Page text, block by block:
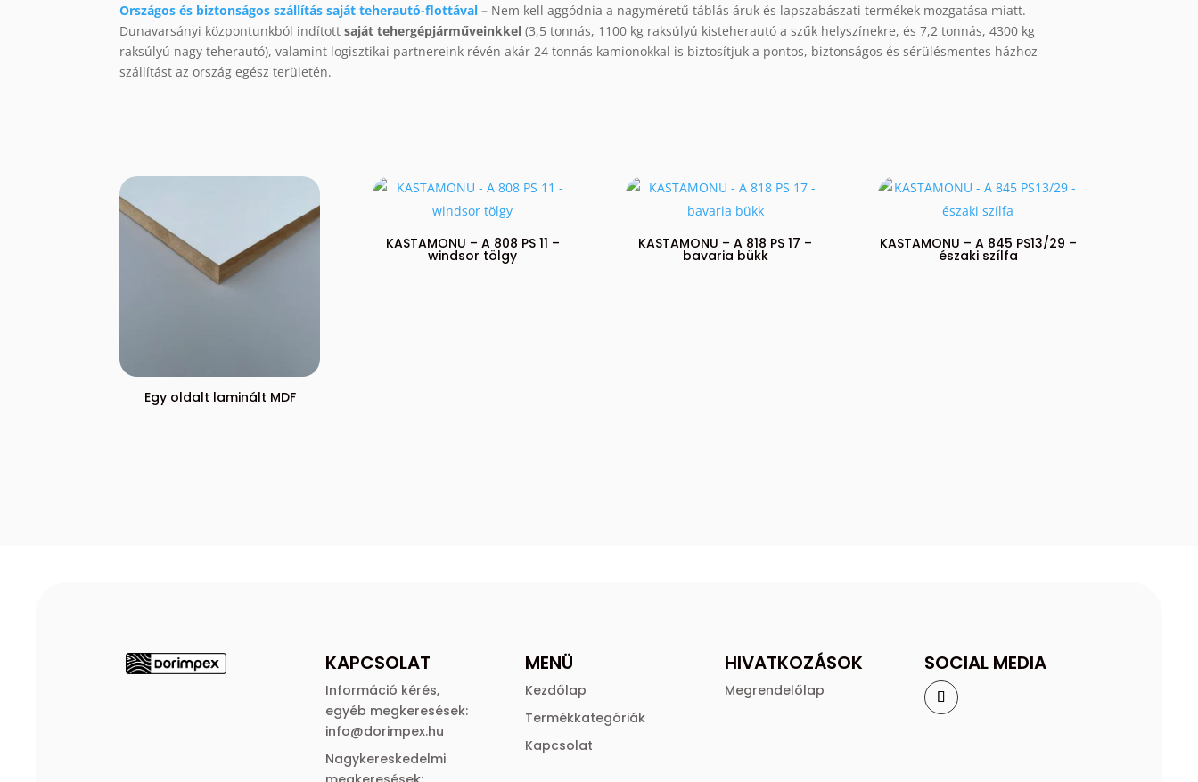
Országos és biztonságos szállítás saját teherautó-flottával – Nem kell aggódnia a nagyméretű táblás áruk és lapszabászati termékek mozgatása miatt.
Dunavarsányi központunkból indítottsaját tehergépjárműveinkkel(3,5 tonnás, 1100 kg raksúlyú kisteherautó a szűk helyszínekre, és 7,2 tonnás, 4300 kg
raksúlyú nagy teherautó), valamint logisztikai partnereink révén akár 24 tonnás kamionokkal is biztosítjuk a pontos, biztonságos és sérülésmentes házhoz
szállítást az ország egész területén.
Egy oldalt laminált MDF
KASTAMONU – A 808 PS 11 –
windsor tölgy
KASTAMONU – A 818 PS 17 –
bavaria bükk
KASTAMONU – A 845 PS13/29 –
északi szílfa
KAPCSOLAT
Információ kérés,
egyéb megkeresések:
info@dorimpex.hu
Nagykereskedelmi
MENÜ
Kezdőlap
Termékkategóriák
Kapcsolat
HIVATKOZÁSOK
Megrendelőlap
SOCIAL MEDIA